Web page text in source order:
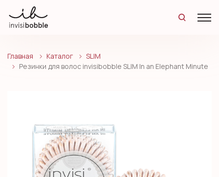
Главная Каталог
SLIM
Резинки для волос invisibobble SLIM In an Elephant Minute